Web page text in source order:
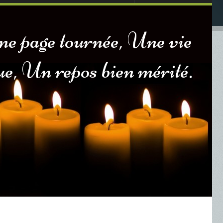
page tournée, Une vie
Un repos bien mérité.